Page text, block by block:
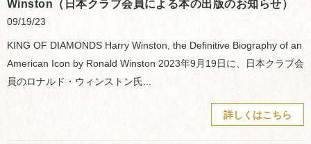
Winston（日本クラブ会員による本の出版のお知らせ）
09/19/23
KING OF DIAMONDS Harry Winston, the Definitive Biography of an
American Icon by Ronald Winston 2023年9月19日に、日本クラブ会
員のロナルド・ウィンストン氏...
詳しくはこちら